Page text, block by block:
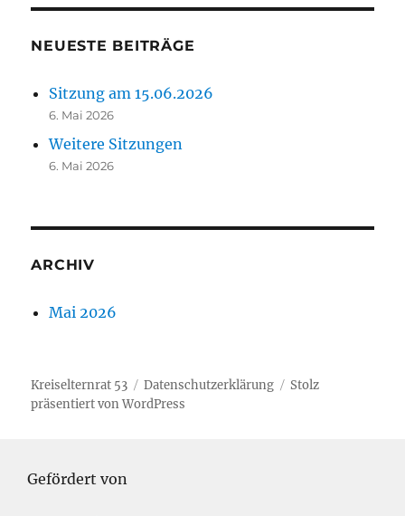
NEUESTE BEITRÄGE
Sitzung am 15.06.2026
6. Mai 2026
Weitere Sitzungen
6. Mai 2026
ARCHIV
Mai 2026
Kreiselternrat 53 Datenschutzerklärung
Stolz
präsentiert von WordPress
Gefördert von